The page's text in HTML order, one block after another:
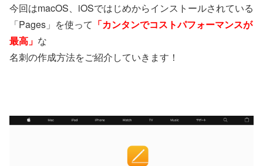
今回はmacOS、iOSではじめからインストールされている
「Pages」を使って 「カンタンでコストパフォーマンスが
最高」 な
名刺の作成方法をご紹介していきます！